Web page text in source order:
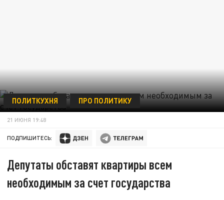
ПОЛИТКУХНЯ ПРО ПОЛИТИКУ
21 ИЮНЯ 19:48
ПОДПИШИТЕСЬ:
Депутаты обставят квартиры всем
необходимым за счет государства